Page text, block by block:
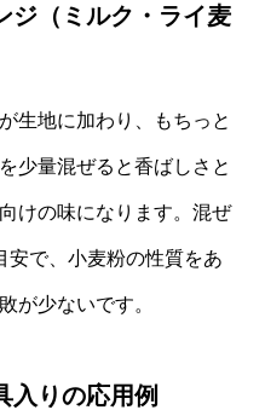
ジ（ミルク・ライ麦
生地に加わり、もちっと
少量混ぜると香ばしさと
けの味になります。混ぜ
安で、小麦粉の性質をあ
が少ないです。
入りの応用例